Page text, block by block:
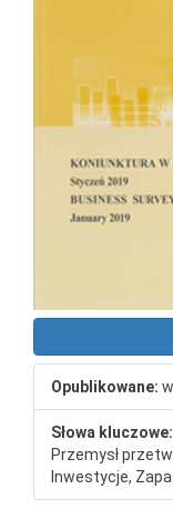
Opublikowane:
Słowa kluczowe:
Przemysł
Inwestycje,